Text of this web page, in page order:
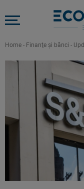
Home - Finanţe şi bănci -